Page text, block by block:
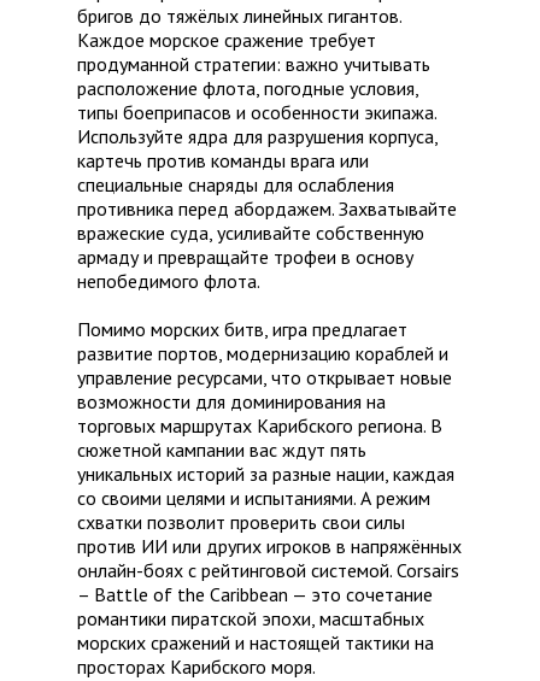
бригов до тяжёлых линейных гигантов.
Каждое морское сражение требует
продуманной стратегии: важно учитывать
расположение флота, погодные условия,
типы боеприпасов и особенности экипажа.
Используйте ядра для разрушения корпуса,
картечь против команды врага или
специальные снаряды для ослабления
противника перед абордажем. Захватывайте
вражеские суда, усиливайте собственную
армаду и превращайте трофеи в основу
непобедимого флота.
Помимо морских битв, игра предлагает
развитие портов, модернизацию кораблей и
управление ресурсами, что открывает новые
возможности для доминирования на
торговых маршрутах Карибского региона. В
сюжетной кампании вас ждут пять
уникальных историй за разные нации, каждая
со своими целями и испытаниями. А режим
схватки позволит проверить свои силы
против ИИ или других игроков в напряжённых
онлайн-боях с рейтинговой системой. Corsairs
– Battle of the Caribbean — это сочетание
романтики пиратской эпохи, масштабных
морских сражений и настоящей тактики на
просторах Карибского моря.